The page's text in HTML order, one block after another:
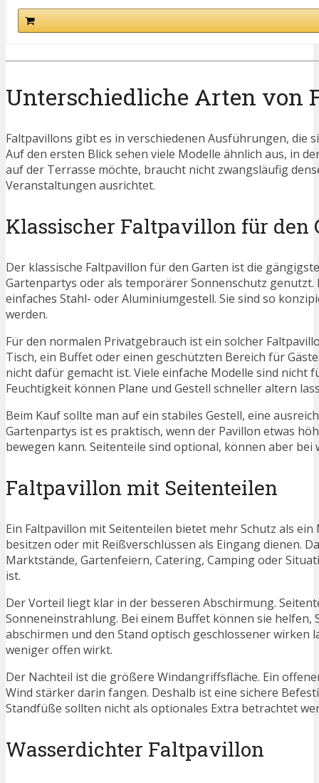
Unterschiedliche Arten von
Faltpavillons gibt es in verschiedenen Ausführungen, die
Auf den ersten Blick sehen viele Modelle ähnlich aus, in
auf der Terrasse möchte, braucht nicht zwangsläufig
Veranstaltungen ausrichtet.
Klassischer Faltpavillon für den
Der klassische Faltpavillon für den Garten ist die
Gartenpartys oder als temporärer Sonnenschutz
einfaches Stahl- oder Aluminiumgestell. Sie sind so
werden.
Für den normalen Privatgebrauch ist ein solcher
Tisch, ein Buffet oder einen geschützten Bereich für
nicht dafür gemacht ist. Viele einfache Modelle sind nicht
Feuchtigkeit können Plane und Gestell schneller altern
Beim Kauf sollte man auf ein stabiles Gestell, eine
Gartenpartys ist es praktisch, wenn der Pavillon etwas
bewegen kann. Seitenteile sind optional, können aber
Faltpavillon mit Seitenteilen
Ein Faltpavillon mit Seitenteilen bietet mehr Schutz als
besitzen oder mit Reißverschlüssen als Eingang dienen.
Marktstände, Gartenfeiern, Catering, Camping oder
ist.
Der Vorteil liegt klar in der besseren Abschirmung.
Sonneneinstrahlung. Bei einem Buffet können sie helfen,
abschirmen und den Stand optisch geschlossener wirken
weniger offen wirkt.
Der Nachteil ist die größere Windangriffsfläche. Ein
Wind stärker darin fangen. Deshalb ist eine sichere
Standfüße sollten nicht als optionales Extra betrachtet
Wasserdichter Faltpavillon